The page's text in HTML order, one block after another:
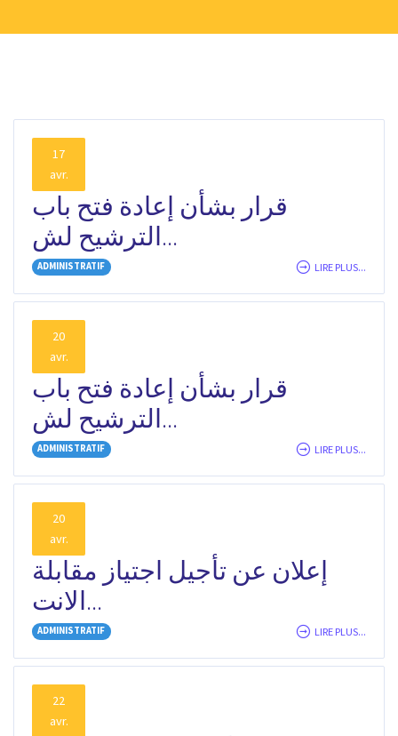
17
avr.
قرار بشأن إعادة فتح باب
الترشيح لش...
ADMINISTRATIF LIRE PLUS...
20
avr.
قرار بشأن إعادة فتح باب
الترشيح لش...
ADMINISTRATIF LIRE PLUS...
20
avr.
إعلان عن تأجيل اجتياز مقابلة
الانت...
ADMINISTRATIF LIRE PLUS...
22
avr.